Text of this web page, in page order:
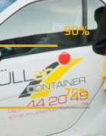
90%
70%